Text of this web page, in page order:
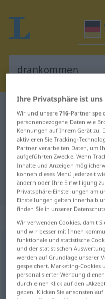
Deutsch-
Übersetzung
"drankommen"
Übersetzung
drankommen <s.> UMG
Übersicht aller
(Für mehr Details die
Ihre Privatsphäre ist
Wir und unsere716-Partner
personenbezogene Daten wie
Kennungen auf Ihrem Gerät zu.
aktivieren Sie Tracking-
Partner verarbeiten Daten, um
aufgeführten Zwecke. Wenn
Inhalte und Anzeigen
können dieses Menü jederzeit
ändern oder Ihre Einwilligung
Privatsphäre-Einstellungen am
Einstellungen gelten innerhalb
finden Sie in unserer
Wir verwenden Cookies, damit
und wir besser mit Ihnen
funktionale und statistische
und der statistischen
werden auf Grundlage unserer
gespeichert. Marketing-Cookies
personalisierter Werbung
durch einen Klick auf den
geben. Klicken Sie ansonsten